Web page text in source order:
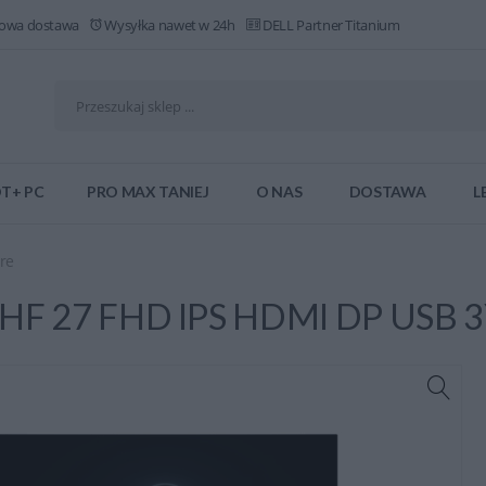
dostawa Wysyłka nawet w 24h DELL Partner Titanium
PC PRO MAX TANIEJ O NAS DOSTAWA
27 FHD IPS HDMI DP USB